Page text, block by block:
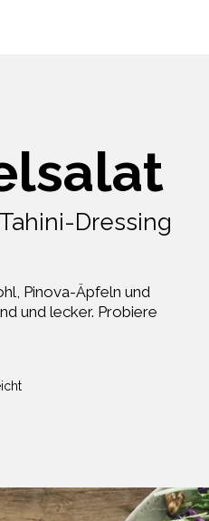
Dressing
Pinova-Äpfeln und
und lecker. Probiere